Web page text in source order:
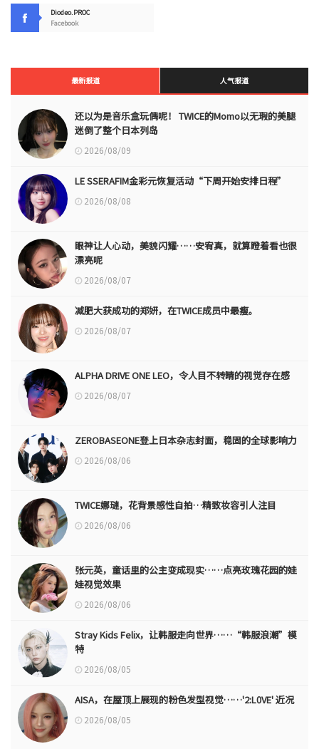
Diodeo.PROC
Facebook
最新报道 人气报道
还以为是音乐盒玩偶呢！ TWICE的Momo以无瑕的美腿
迷倒了整个日本列岛
2026/08/09
LE SSERAFIM金彩元恢复活动“下周开始安排日程”
2026/08/08
眼神让人心动，美貌闪耀……安宥真，就算瞪着看也很
漂亮呢
2026/08/07
减肥大获成功的郑妍，在TWICE成员中最瘦。
2026/08/07
ALPHA DRIVE ONE LEO，令人目不转睛的视觉存在感
2026/08/07
ZEROBASEONE登上日本杂志封面，稳固的全球影响力
2026/08/06
TWICE娜璉，花背景感性自拍…精致妆容引人注目
2026/08/06
张元英，童话里的公主变成现实……点亮玫瑰花园的娃
娃视觉效果
2026/08/06
Stray Kids Felix，让韩服走向世界……“韩服浪潮”模
特
2026/08/05
AISA，在屋顶上展现的粉色发型视觉……'2:L0VE' 近况
2026/08/05